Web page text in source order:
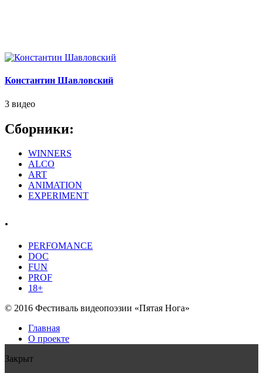
Константин Шавловский
3 видео
Сборники:
WINNERS
ALCO
ART
ANIMATION
EXPERIMENT
.
PERFOMANCE
DOC
FUN
PROF
18+
© 2016 Фестиваль видеопоэзии «Пятая Нога»
Главная
О проекте
Закрыт